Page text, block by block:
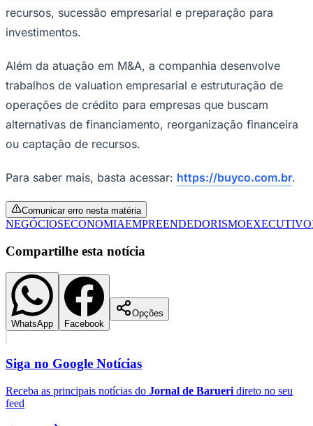
Goiás
Além da atuação em M&A, a companhia desenvolve
operações de crédito para empresas que buscam
alternativas de financiamento, reorganização financeira
ou captação de recursos.
Para saber mais, basta acessar:
Comunicar erro nesta matéria
Compartilhe esta notícia
WhatsApp Facebook
Siga no Google Notícias
Receba as principais notícias do
feed
Seguir